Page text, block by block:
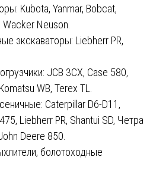
Kubota, Yanmar, Bobcat,
Wacker Neuson.
экскаваторы: Liebherr PR,
JCB 3CX, Case 580,
WB, Terex TL.
Caterpillar D6-D11,
Liebherr PR, Shantui SD, Четра
Deere 850.
болотоходные